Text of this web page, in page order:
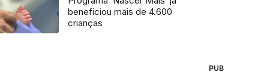
beneficiou mais de 4.600
crianças
PUB